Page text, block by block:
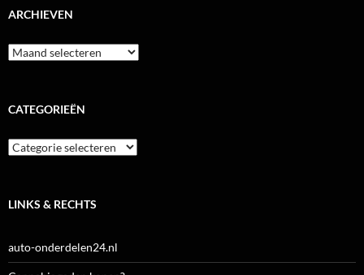
ARCHIEVEN
Archieven
CATEGORIEËN
Categorieën
LINKS & RECHTS
auto-onderdelen24.nl